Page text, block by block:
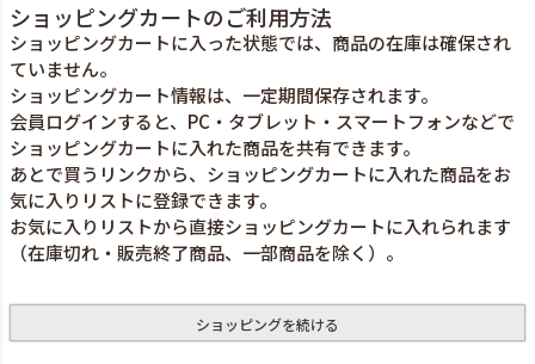
ショッピングカートのご利用方法
ショッピングカートに入った状態では、商品の在庫は確保され
ていません。
ショッピングカート情報は、一定期間保存されます。
会員ログインすると、PC・タブレット・スマートフォンなどで
ショッピングカートに入れた商品を共有できます。
あとで買うリンクから、ショッピングカートに入れた商品をお
気に入りリストに登録できます。
お気に入りリストから直接ショッピングカートに入れられます
（在庫切れ・販売終了商品、一部商品を除く）。
ショッピングを続ける